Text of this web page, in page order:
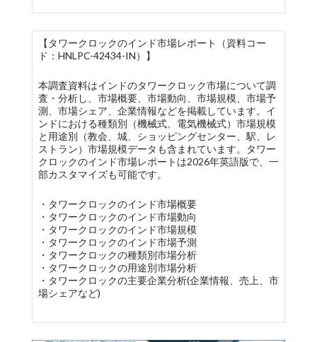
【タワークロックのインド市場レポート（資料コー
ド：HNLPC-42434-IN）】
本調査資料はインドのタワークロック市場について調
査・分析し、市場概要、市場動向、市場規模、市場予
測、市場シェア、企業情報などを掲載しています。イ
ンドにおける種類別（機械式、電気機械式）市場規模
と用途別（教会、城、ショッピングセンター、駅、レ
ストラン）市場規模データも含まれています。タワー
クロックのインド市場レポートは2026年英語版で、一
部カスタマイズも可能です。
・タワークロックのインド市場概要
・タワークロックのインド市場動向
・タワークロックのインド市場規模
・タワークロックのインド市場予測
・タワークロックの種類別市場分析
・タワークロックの用途別市場分析
・タワークロックの主要企業分析(企業情報、売上、市
場シェアなど)